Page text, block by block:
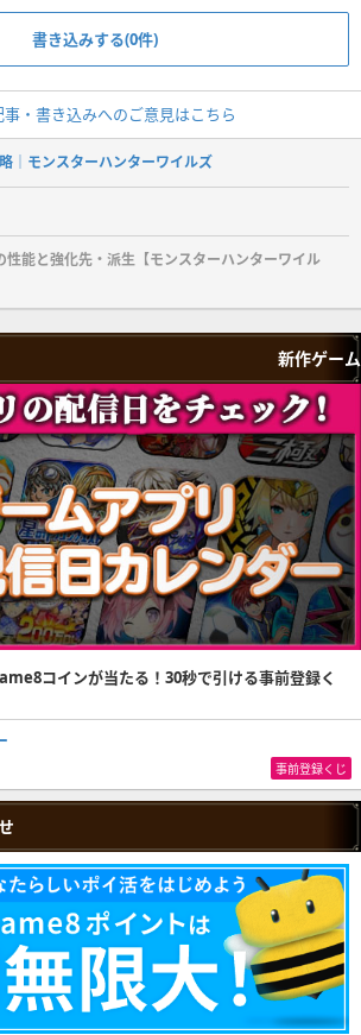
書き込みする(0件)
事・書き込みへのご意見はこちら
｜モンスターハンターワイルズ
性能と強化先・派生【モンスターハンターワイル
新作ゲーム
コインが当たる！30秒で引ける事前登録く
事前登録くじ